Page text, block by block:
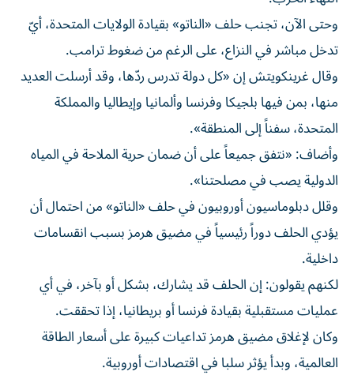
وحتى الآن، تجنب حلف «الناتو» بقيادة الولايات المتحدة، أيّ
تدخل مباشر في النزاع، على الرغم من ضغوط ترامب.
وقال غرينكويتش إن «كل دولة تدرس ردّها، وقد أرسلت العديد
منها، بمن فيها بلجيكا وفرنسا وألمانيا وإيطاليا والمملكة
المتحدة، سفناً إلى المنطقة».
وأضاف: «نتفق جميعاً على أن ضمان حرية الملاحة في المياه
الدولية يصب في مصلحتنا».
وقلل دبلوماسيون أوروبيون في حلف «الناتو» من احتمال أن
يؤدي الحلف دوراً رئيسياً في مضيق هرمز بسبب انقسامات
داخلية.
لكنهم يقولون: إن الحلف قد يشارك، بشكل أو بآخر، في أي
عمليات مستقبلية بقيادة فرنسا أو بريطانيا، إذا تحققت.
وكان لإغلاق مضيق هرمز تداعيات كبيرة على أسعار الطاقة
العالمية، وبدأ يؤثر سلبا في اقتصادات أوروبية.